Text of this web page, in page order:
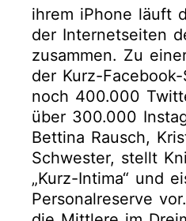
ihrem iPhone läuft
der Internetseiten
zusammen. Zu
der Kurz-
noch 400.000
über 300.000
Bettina Rausch,
Schwester, stellt
„Kurz-Intima“ und
Personalreserve